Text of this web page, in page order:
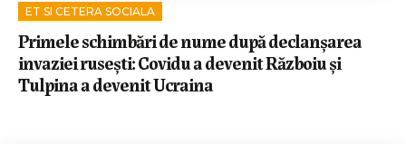
ET SI CETERA SOCIALA
Primele schimbări de nume după declanșarea
invaziei rusești: Covidu a devenit Războiu și
Tulpina a devenit Ucraina